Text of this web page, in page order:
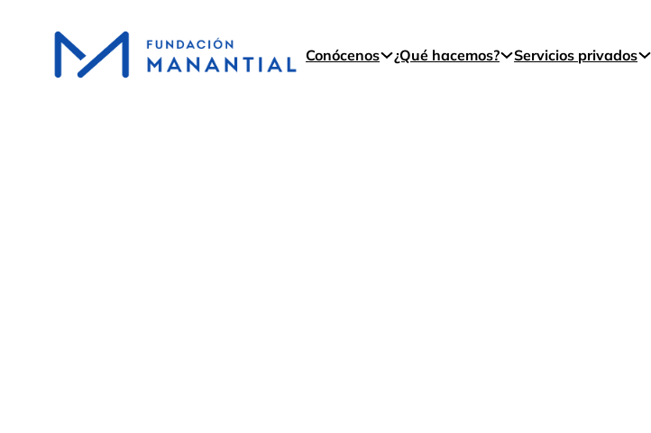
Conócenos ¿Qué hacemos? Servicios privados